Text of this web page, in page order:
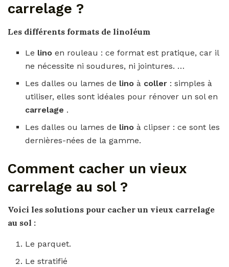
carrelage ?
Les différents formats de linoléum
Le linoen rouleau : ce format est pratique, car il
ne nécessite ni soudures, ni jointures. …
Les dalles ou lames de linoà coller : simples à
utiliser, elles sont idéales pour rénover un sol en
carrelage .
Les dalles ou lames de linoà clipser : ce sont les
dernières-nées de la gamme.
Comment cacher un vieux
carrelage au sol ?
Voici les solutions pour cacher un vieux carrelage
au sol :
Le parquet.
Le stratifié